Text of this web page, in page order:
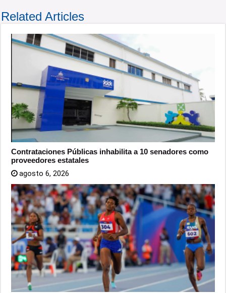
Related Articles
Contrataciones Públicas inhabilita a 10 senadores como
proveedores estatales
agosto 6, 2026